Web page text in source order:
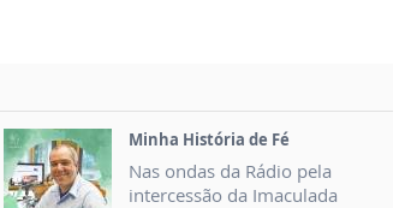
Minha História de Fé
Nas ondas da Rádio pela
intercessão da Imaculada